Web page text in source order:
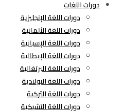
دورات اللغات
دورات اللغة الإنجليزية
دورات اللغة الألمانية
دورات اللغة الإسبانية
دورات اللغة الإيطالية
دورات اللغة البرتغالية
دورات اللغة البولندية
دورات اللغة التركية
دورات اللغة التشيكية